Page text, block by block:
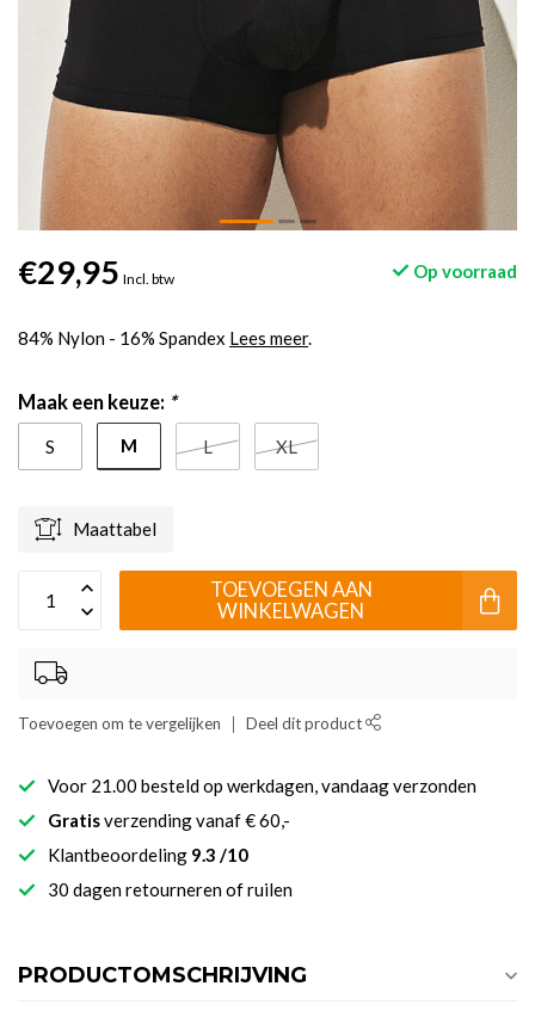
€29,95 Incl. btw Op voorraad
84% Nylon - 16% Spandex Lees meer.
Maak een keuze: *
S M L XL
Maattabel
TOEVOEGEN AAN
WINKELWAGEN
Toevoegen om te vergelijken Deel dit product
Voor 21.00 besteld op werkdagen, vandaag verzonden
Gratisverzending vanaf € 60,-
Klantbeoordeling 9.3 /10
30 dagen retourneren of ruilen
PRODUCTOMSCHRIJVING